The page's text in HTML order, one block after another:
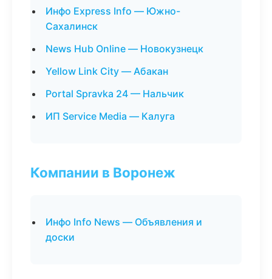
Инфо Express Info — Южно-
Сахалинск
News Hub Online — Новокузнецк
Yellow Link City — Абакан
Portal Spravka 24 — Нальчик
ИП Service Media — Калуга
Компании в Воронеж
Инфо Info News — Объявления и
доски